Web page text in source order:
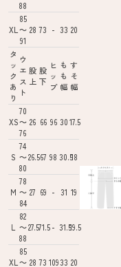
88
XL
85
～
91
28 73 - 33 20
タ
ッ
ク
あ
り
ウ
エ
ス
ト
股
上
股
下
ヒ
ッ
プ
も
も
幅
す
そ
幅
XS
70
～
76
26 66 96 30 17.5
S
74
～
80
26.567 98 30.518
M
78
～
84
27 69 - 31 19
L
82
～
88
27.571.5- 31.519.5
XL
85
～ 28 73 10933 20